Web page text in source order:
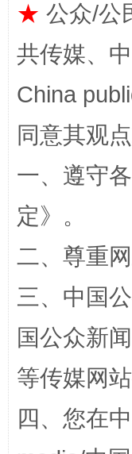
规模最大的
★ 公众/公
共传媒、
China
同意其观
一、遵守
定》。
二、尊重
三、中国
国公众新
等传媒网
四、您在